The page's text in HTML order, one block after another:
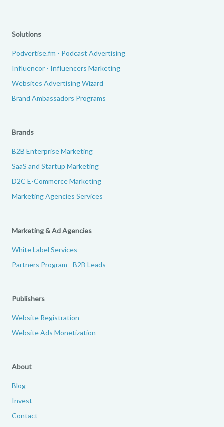
Solutions
Podvertise.fm - Podcast Advertising
Influencor - Influencers Marketing
Websites Advertising Wizard
Brand Ambassadors Programs
Brands
B2B Enterprise Marketing
SaaS and Startup Marketing
D2C E-Commerce Marketing
Marketing Agencies Services
Marketing & Ad Agencies
White Label Services
Partners Program - B2B Leads
Publishers
Website Registration
Website Ads Monetization
About
Blog
Invest
Contact